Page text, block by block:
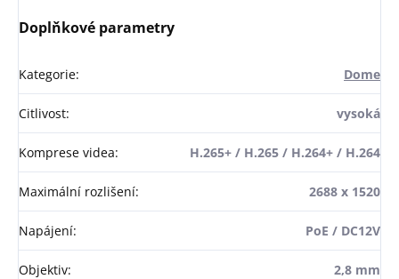
Doplňkové parametry
Kategorie: Dome
Citlivost: vysoká
Komprese videa: H.265+ / H.265 / H.264+ / H.264
Maximální rozlišení: 2688 x 1520
Napájení: PoE / DC12V
Objektiv: 2,8 mm